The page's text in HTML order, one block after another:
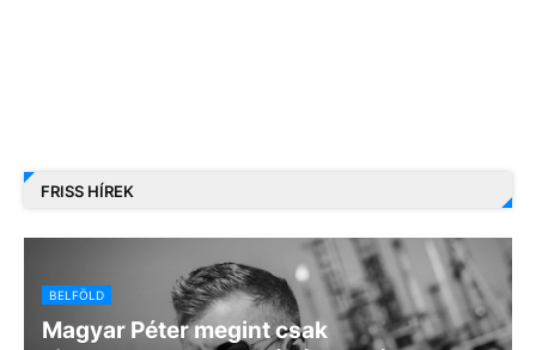
FRISS HÍREK
BELFÖLD
Magyar Péter megint csak